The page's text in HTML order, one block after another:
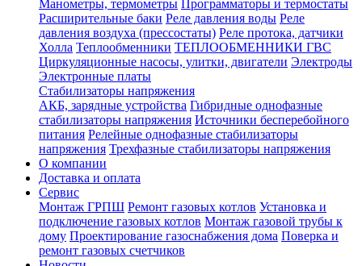
Манометры, термометры Программаторы и термостаты
Расширительные баки Реле давления воды Реле
давления воздуха (прессостаты) Реле протока, датчики
Холла Теплообменники ТЕПЛООБМЕННИКИ ГВС
Циркуляционные насосы, улитки, двигатели Электроды
Электронные платы
Стабилизаторы напряжения
АКБ, зарядные устройства Гибридные однофазные
стабилизаторы напряжения Источники бесперебойного
питания Релейные однофазные стабилизаторы
напряжения Трехфазные стабилизаторы напряжения
О компании
Доставка и оплата
Сервис
Монтаж ГРПШ Ремонт газовых котлов Установка и
подключение газовых котлов Монтаж газовой трубы к
дому Проектирование газоснабжения дома Поверка и
ремонт газовых счетчиков